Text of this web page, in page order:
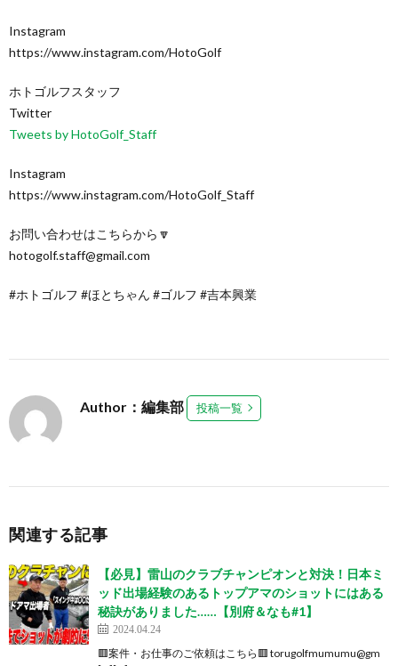
Instagram
https://www.instagram.com/HotoGolf
ホトゴルフスタッフ
Twitter
Tweets by HotoGolf_Staff
Instagram
https://www.instagram.com/HotoGolf_Staff
お問い合わせはこちらから🔽
hotogolf.staff@gmail.com
#ホトゴルフ #ほとちゃん #ゴルフ #吉本興業
Author：編集部 投稿一覧
関連する記事
【必見】雷山のクラブチャンピオンと対決！日本ミ
ッド出場経験のあるトップアマのショットにはある
秘訣がありました……【別府＆なも#1】
2024.04.24
🟥案件・お仕事のご依頼はこちら🟥 torugolfmumumu@gm